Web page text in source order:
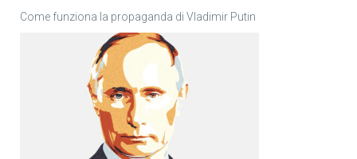
Come funziona la propaganda di Vladimir Putin